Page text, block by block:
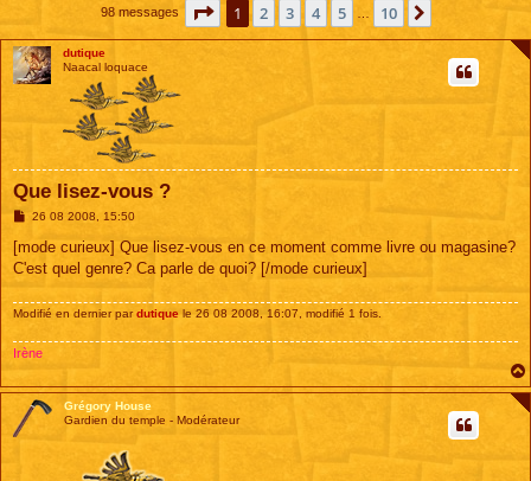
98 messages Page 1sur10
1 2 3 4 5 10
dutique
Naacal loquace
Que lisez-vous ?
M
s
a
e
26 08 2008, 15:50
[mode curieux] Que lisez-vous en ce moment comme livre ou magasine?
C'est quel genre? Ca parle de quoi? [/mode curieux]
Modifié en dernier pardutique le 26 08 2008, 16:07, modifié 1 fois.
Irène
Grégory House
Gardien du temple - Modérateur